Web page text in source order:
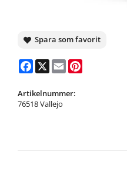
Spara som favorit
Facebook
X Email
Artikelnummer:
76518 Vallejo